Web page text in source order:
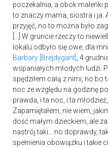
poczekalnia, a obok maleńki
to znaczy mama, siostra i ja.
przyjęć, no to można było
[…] W gruncie rzeczy to
lokalu odbyło się owe, dla
Barbary [Brejdygant] , 4
wspaniałych młodych ludzi.
spędziłem całą z nimi, no bo
noc ze względu na godzinę
prawda, i ta noc, i ta
Zapamiętałem, nie wiem,
dość małym dzieckiem, ale
nastrój taki… no doprawdy,
spełnienia obowiązku i takie